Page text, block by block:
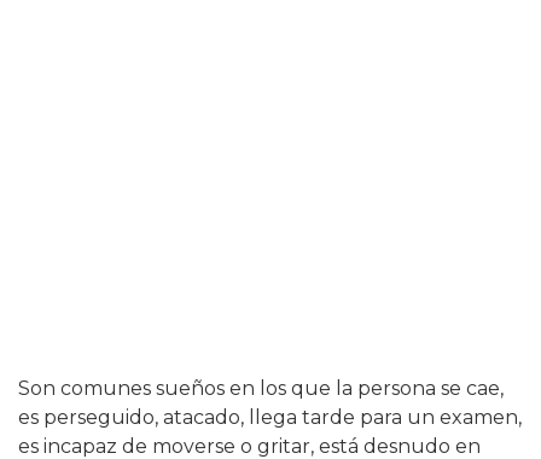
Son comunes sueños en los que la persona se cae,
es perseguido, atacado, llega tarde para un examen,
es incapaz de moverse o gritar, está desnudo en